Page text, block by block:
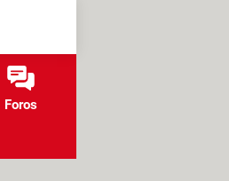
Foros